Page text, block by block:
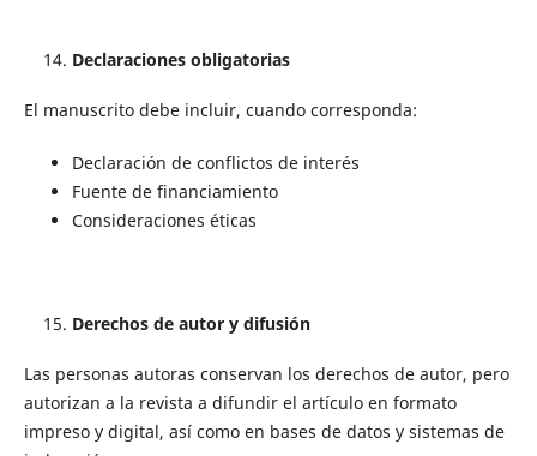
Declaraciones obligatorias
El manuscrito debe incluir, cuando corresponda:
Declaración de conflictos de interés
Fuente de financiamiento
Consideraciones éticas
Derechos de autor y difusión
Las personas autoras conservan los derechos de autor, pero
autorizan a la revista a difundir el artículo en formato
impreso y digital, así como en bases de datos y sistemas de